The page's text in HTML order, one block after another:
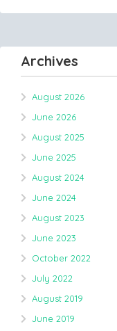
Archives
August 2026
June 2026
August 2025
June 2025
August 2024
June 2024
August 2023
June 2023
October 2022
July 2022
August 2019
June 2019